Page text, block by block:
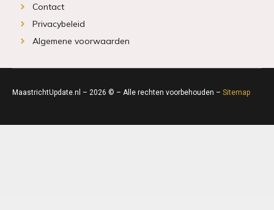
Contact
Privacybeleid
Algemene voorwaarden
MaastrichtUpdate.nl – 2026 © – Alle rechten voorbehouden – Sitemap